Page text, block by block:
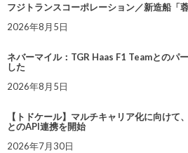
フジトランスコーポレーション／新造船「
2026年8月5日
ネバーマイル：TGR Haas F1 Teamとのパ
した
2026年8月5日
【トドケール】マルチキャリア化に向け
とのAPI連携を開始
2026年7月30日